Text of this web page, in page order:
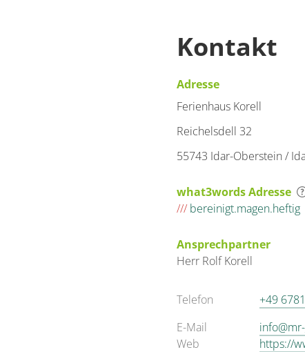
Kontakt
Adresse
Ferienhaus Korell
Reichelsdell 32
55743 Idar-Oberstein /
what3words Adresse
/// bereinigt.magen.heftig
Ansprechpartner
Herr RolfKorell
Telefon
+49
E-Mail
Web
https://